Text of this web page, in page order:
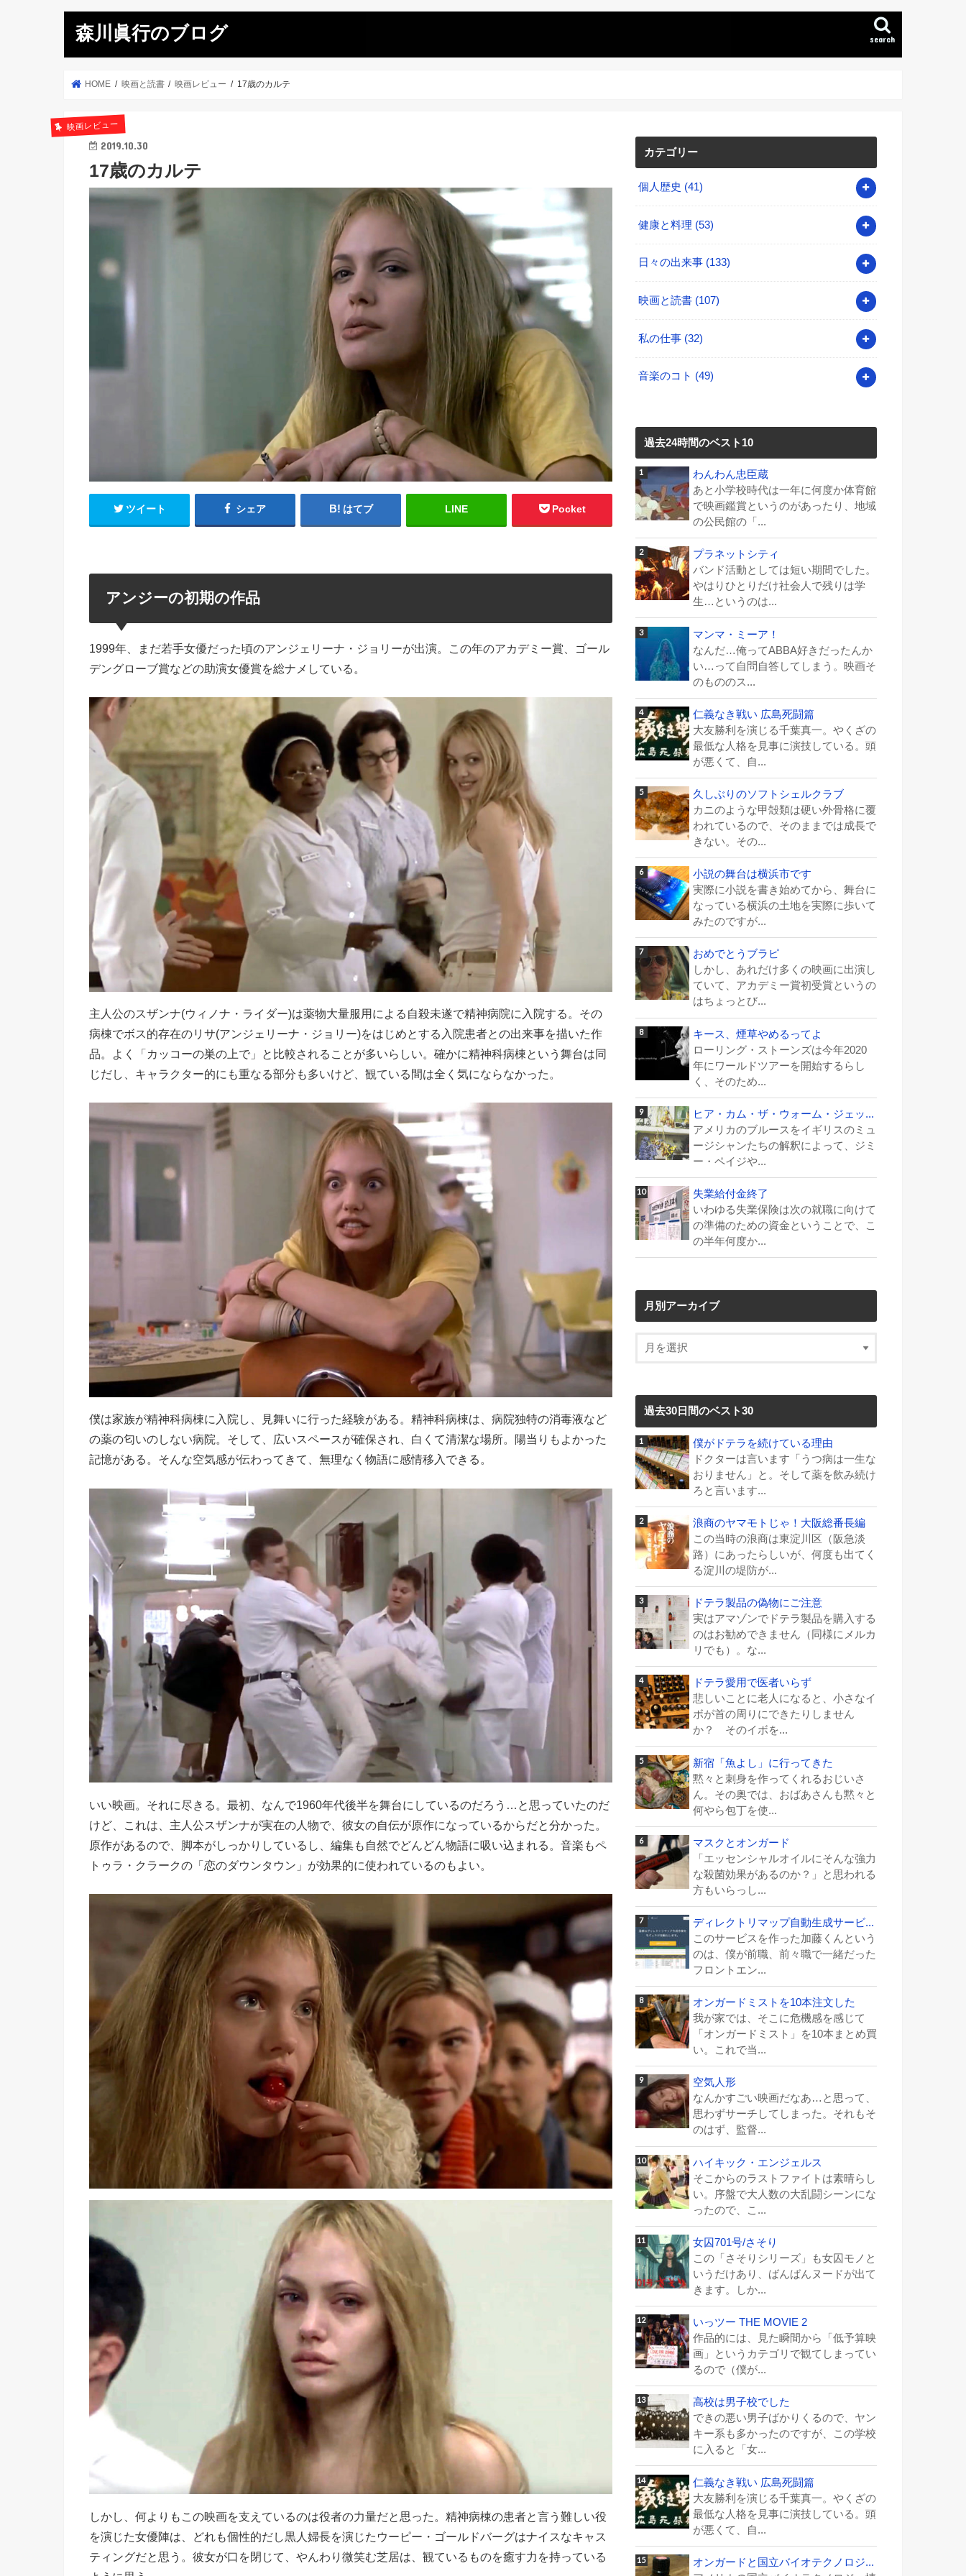
森川眞行のブログ search
HOME 映画と読書 映画レビュー 17歳のカルテ
映画レビュー
2019.10.30
17歳のカルテ
ツイート シェア はてブ LINE Pocket
アンジーの初期の作品
1999年、まだ若手女優だった頃のアンジェリーナ・ジョリーが出演。この年のアカデミー賞、ゴール
デングローブ賞などの助演女優賞を総ナメしている。
主人公のスザンナ(ウィノナ・ライダー)は薬物大量服用による自殺未遂で精神病院に入院する。その
病棟でボス的存在のリサ(アンジェリーナ・ジョリー)をはじめとする入院患者との出来事を描いた作
品。よく「カッコーの巣の上で」と比較されることが多いらしい。確かに精神科病棟という舞台は同
じだし、キャラクター的にも重なる部分も多いけど、観ている間は全く気にならなかった。
僕は家族が精神科病棟に入院し、見舞いに行った経験がある。精神科病棟は、病院独特の消毒液など
の薬の匂いのしない病院。そして、広いスペースが確保され、白くて清潔な場所。陽当りもよかった
記憶がある。そんな空気感が伝わってきて、無理なく物語に感情移入できる。
いい映画。それに尽きる。最初、なんで1960年代後半を舞台にしているのだろう…と思っていたのだ
けど、これは、主人公スザンナが実在の人物で、彼女の自伝が原作になっているからだと分かった。
原作があるので、脚本がしっかりしているし、編集も自然でどんどん物語に吸い込まれる。音楽もペ
トゥラ・クラークの「恋のダウンタウン」が効果的に使われているのもよい。
しかし、何よりもこの映画を支えているのは役者の力量だと思った。精神病棟の患者と言う難しい役
を演じた女優陣は、どれも個性的だし黒人婦長を演じたウーピー・ゴールドバーグはナイスなキャス
ティングだと思う。彼女が口を閉じて、やんわり微笑む芝居は、観ているものを癒す力を持っている
カテゴリー
個人歴史 (41)
健康と料理 (53)
日々の出来事 (133)
映画と読書 (107)
私の仕事 (32)
音楽のコト (49)
過去24時間のベスト10
わんわん忠臣蔵
あと小学校時代は一年に何度か体育館
で映画鑑賞というのがあったり、地域
の公民館の「...
プラネットシティ
バンド活動としては短い期間でした。
やはりひとりだけ社会人で残りは学
生…というのは...
マンマ・ミーア！
なんだ…俺ってABBA好きだったんか
い…って自問自答してしまう。映画そ
のもののス...
仁義なき戦い 広島死闘篇
大友勝利を演じる千葉真一。やくざの
最低な人格を見事に演技している。頭
が悪くて、自...
久しぶりのソフトシェルクラブ
カニのような甲殻類は硬い外骨格に覆
われているので、そのままでは成長で
きない。その...
小説の舞台は横浜市です
実際に小説を書き始めてから、舞台に
なっている横浜の土地を実際に歩いて
みたのですが...
おめでとうブラピ
しかし、あれだけ多くの映画に出演し
ていて、アカデミー賞初受賞というの
はちょっとび...
キース、煙草やめるってよ
ローリング・ストーンズは今年2020
年にワールドツアーを開始するらし
く、そのため...
ヒア・カム・ザ・ウォーム・ジェッ...
アメリカのブルースをイギリスのミュ
ージシャンたちの解釈によって、ジミ
ー・ペイジや...
失業給付金終了
いわゆる失業保険は次の就職に向けて
の準備のための資金ということで、こ
の半年何度か...
月別アーカイブ
過去30日間のベスト30
僕がドテラを続けている理由
ドクターは言います「うつ病は一生な
おりません」と。そして薬を飲み続け
ろと言います...
浪商のヤマモトじゃ！大阪総番長編
この当時の浪商は東淀川区（阪急淡
路）にあったらしいが、何度も出てく
る淀川の堤防が...
ドテラ製品の偽物にご注意
実はアマゾンでドテラ製品を購入する
のはお勧めできません（同様にメルカ
リでも）。な...
ドテラ愛用で医者いらず
悲しいことに老人になると、小さなイ
ボが首の周りにできたりしません
か？ そのイボを...
新宿「魚よし」に行ってきた
黙々と刺身を作ってくれるおじいさ
ん。その奥では、おばあさんも黙々と
何やら包丁を使...
マスクとオンガード
「エッセンシャルオイルにそんな強力
な殺菌効果があるのか？」と思われる
方もいらっし...
ディレクトリマップ自動生成サービ...
このサービスを作った加藤くんという
のは、僕が前職、前々職で一緒だった
フロントエン...
オンガードミストを10本注文した
我が家では、そこに危機感を感じて
「オンガードミスト」を10本まとめ買
い。これで当...
空気人形
なんかすごい映画だなあ…と思って、
思わずサーチしてしまった。それもそ
のはず、監督...
ハイキック・エンジェルス
そこからのラストファイトは素晴らし
い。序盤で大人数の大乱闘シーンにな
ったので、こ...
女囚701号/さそり
この「さそりシリーズ」も女囚モノと
いうだけあり、ばんばんヌードが出て
きます。しか...
いっツー THE MOVIE 2
作品的には、見た瞬間から「低予算映
画」というカテゴリで観てしまってい
るので（僕が...
高校は男子校でした
できの悪い男子ばかりくるので、ヤン
キー系も多かったのですが、この学校
に入ると「女...
仁義なき戦い 広島死闘篇
大友勝利を演じる千葉真一。やくざの
最低な人格を見事に演技している。頭
が悪くて、自...
オンガードと国立バイオテクノロジ...